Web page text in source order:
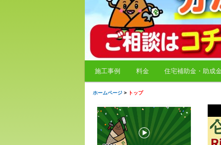
施工事例 料金 住宅補助金・助成
ホームページ > トップ